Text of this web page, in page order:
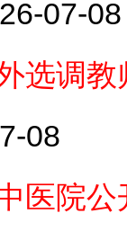
07-08
选调
08
医院